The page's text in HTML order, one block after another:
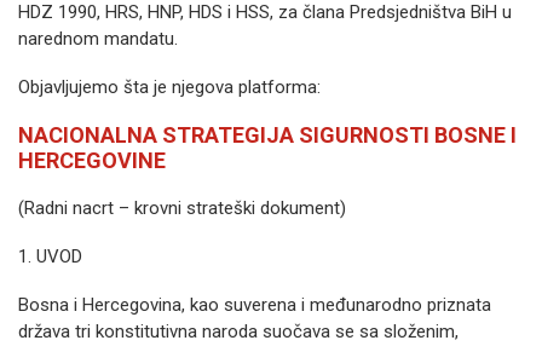
HDZ 1990, HRS, HNP, HDS i HSS, za člana Predsjedništva BiH u
narednom mandatu.
Objavljujemo šta je njegova platforma:
NACIONALNA STRATEGIJA SIGURNOSTI BOSNE I
HERCEGOVINE
(Radni nacrt – krovni strateški dokument)
1. UVOD
Bosna i Hercegovina, kao suverena i međunarodno priznata
država tri konstitutivna naroda suočava se sa složenim,